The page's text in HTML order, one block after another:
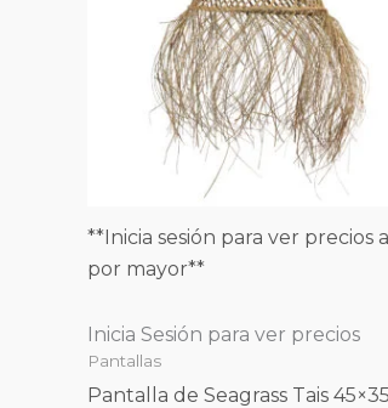
**Inicia sesión para ver precios al
por mayor**
Inicia Sesión para ver precios
Pantallas
Pantalla de Seagrass Tais